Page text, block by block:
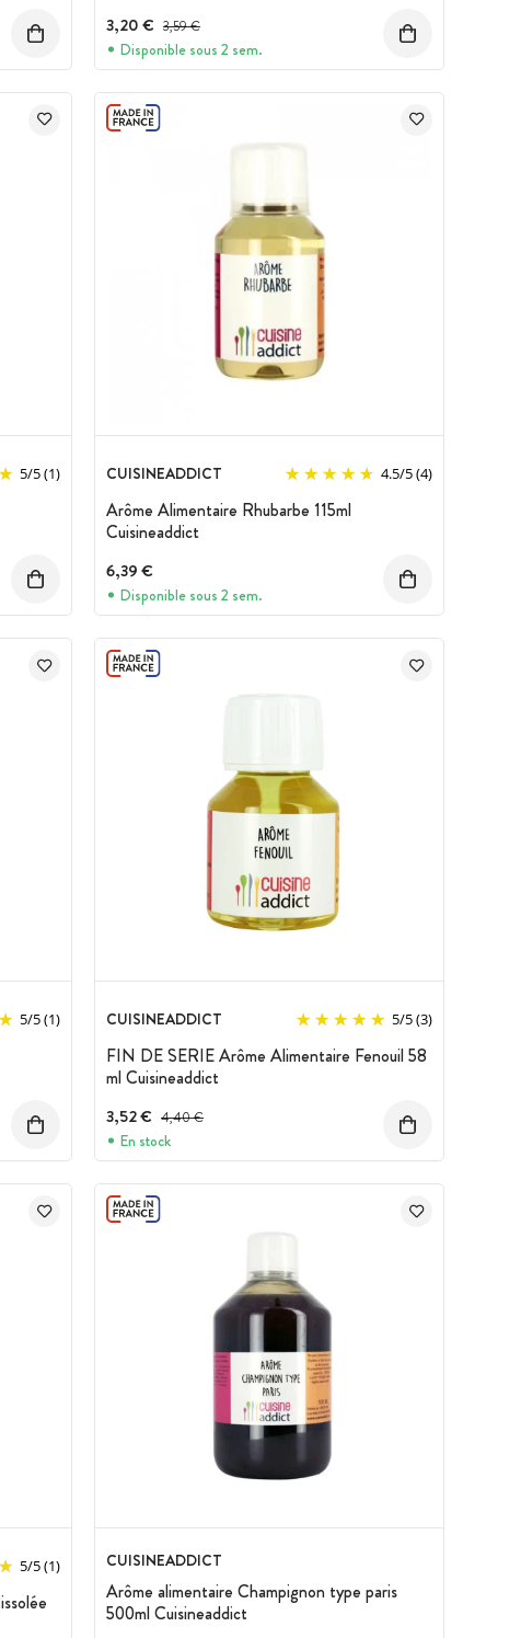
3,20 € Prix avant réduction :
3,59 €
Disponible sous 2 sem.
5/5(1) CUISINEADDICT 4.5/5(4)
Arôme Alimentaire Rhubarbe 115ml
Cuisineaddict
6,39 €
Disponible sous 2 sem.
5/5(1) CUISINEADDICT 5/5(3)
FIN DE SERIE Arôme Alimentaire Fenouil 58
ml Cuisineaddict
3,52 € Prix avant réduction :
4,40 €
En stock
5/5(1) CUISINEADDICT
Arôme alimentaire Champignon type paris
500ml Cuisineaddict